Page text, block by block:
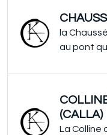
la
au pont
(CALLA)
La Colline